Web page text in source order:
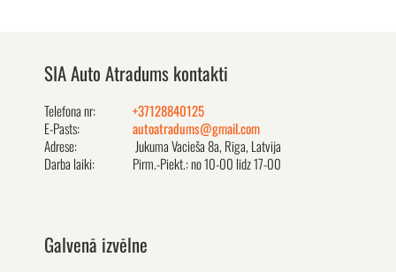
SIA Auto Atradums kontakti
Telefona nr:
+37128840125
E-Pasts:
autoatradums@gmail.com
Adrese:
Jukuma Vacieša 8a, Rīga, Latvija
Darba laiki:
Pirm.-Piekt.: no 10-00 līdz 17-00
Galvenā izvēlne